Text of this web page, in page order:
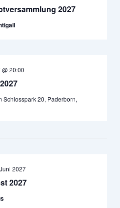
2027
20:00
Schlosspark 20, Paderborn,
2027
2027